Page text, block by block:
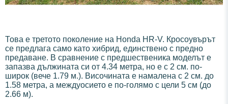
Това е третото поколение на Honda HR-V. Кросоувърът
се предлага само като хибрид, единствено с предно
предаване. В сравнение с предшественика моделът е
запазва дължината си от 4.34 метра, но е с 2 см. по-
широк (вече 1.79 м.). Височината е намалена с 2 см. до
1.58 метра, а междуосието е по-голямо с цели 5 см (до
2.66 м).